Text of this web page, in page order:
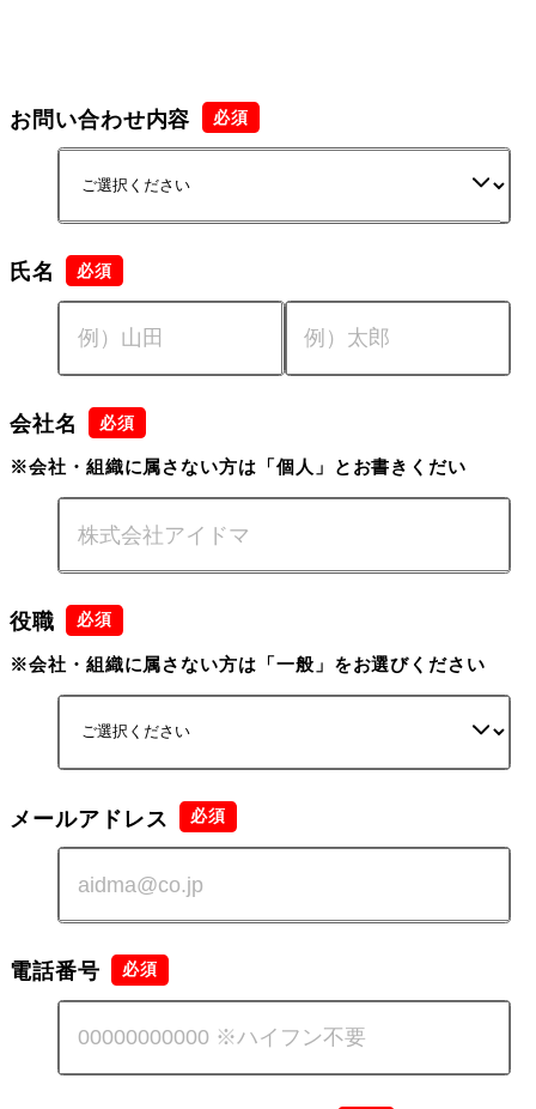
お問い合わせ内容
氏名
会社名
※会社・組織に属さない方は「個人」とお書きくだい
役職
※会社・組織に属さない方は「一般」をお選びください
メールアドレス
電話番号